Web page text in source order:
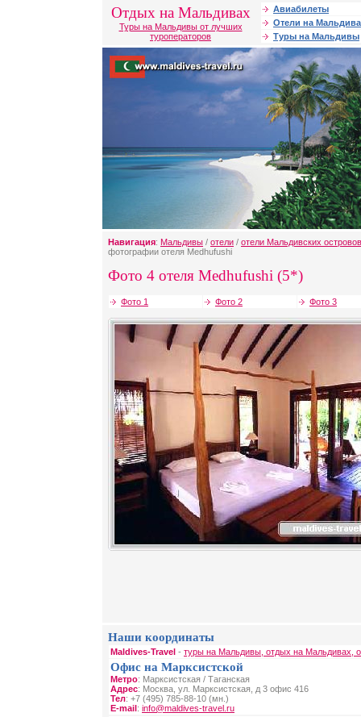
Отдых на Мальдивах
Туры на Мальдивы от лучших
туроператоров
Авиабилеты
Отели на
Туры на Мальдивы
Навигация: Мальдивы / отели / отели Мальдивских островов
фотографии отеля Medhufushi
Фото 4 отеля Medhufushi (5*)
Фото 1 Фото 2 Фото 3
Наши координаты
Maldives-Travel - туры на Мальдивы, отдых на Мальдивах,
Офис на Марксистской
Метро: Марксистская / Таганская
Адрес: Москва, ул. Марксистская, д 3 офис 416
Тел: +7 (495) 785-88-10 (мн.)
E-mail: info@maldives-travel.ru